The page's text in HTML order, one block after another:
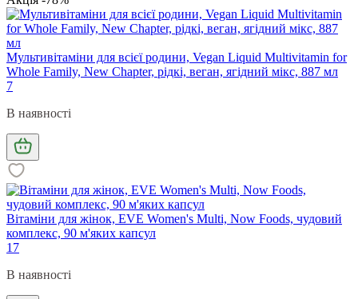
Мультивітаміни для всієї родини, Vegan Liquid Multivitamin for
Whole Family, New Chapter, рідкі, веган, ягідний мікс, 887 мл
7
В наявності
Вітаміни для жінок, EVE Women's Multi, Now Foods, чудовий
комплекс, 90 м'яких капсул
17
В наявності